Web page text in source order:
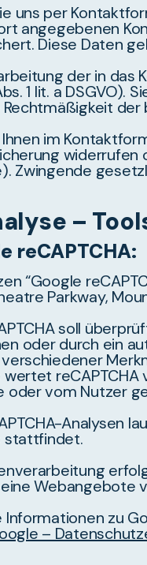
uns per
angegebenen
Diese Daten
der in das
1 lit. a DSGVO).
Rechtmäßigkeit
im
widerrufen
Zwingende
–
reCAPTCHA:
“Google
Parkway,
soll
oder durch ein
wertet
oder vom Nutzer
Analysen
stattfindet.
Webangebote
Informationen zu
–